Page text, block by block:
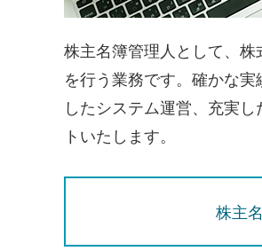
株主名簿管理人として、
を行う業務です。確かな
したシステム運営、充実
トいたします。
株主